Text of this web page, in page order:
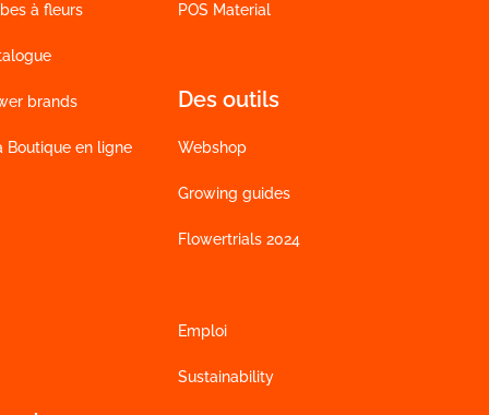
à fleurs
brands
Boutique en ligne
POS Material
Des outils
Webshop
Growing guides
Flowertrials 2024
Emploi
Sustainability